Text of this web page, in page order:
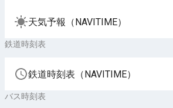
天気予報（NAVITIME）
鉄道時刻表
鉄道時刻表（NAVITIME）
バス時刻表